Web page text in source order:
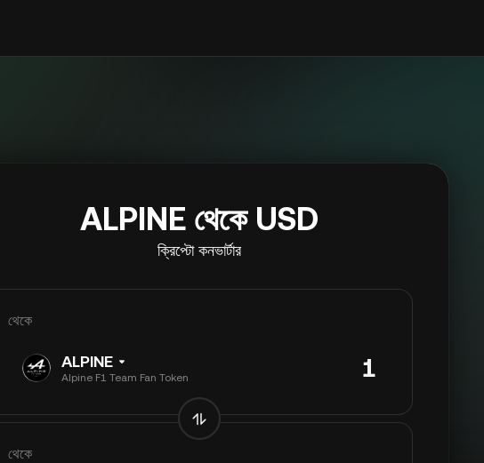
ALPINE থেকে USD
ক্রিপ্টো কনভার্টার
থেকে
ALPINE
Alpine F1 Team Fan Token
থেকে